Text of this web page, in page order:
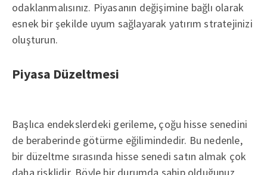
odaklanmalısınız. Piyasanın değişimine bağlı olarak
esnek bir şekilde uyum sağlayarak yatırım stratejinizi
oluşturun.
Piyasa Düzeltmesi
Başlıca endekslerdeki gerileme, çoğu hisse senedini
de beraberinde götürme eğilimindedir. Bu nedenle,
bir düzeltme sırasında hisse senedi satın almak çok